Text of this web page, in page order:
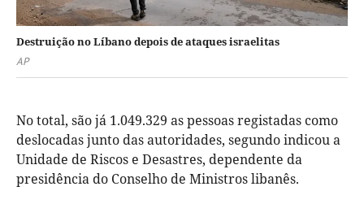
Destruição no Líbano depois de ataques israelitas
AP
No total, são já 1.049.329 as pessoas registadas como
deslocadas junto das autoridades, segundo indicou a
Unidade de Riscos e Desastres, dependente da
presidência do Conselho de Ministros libanês.